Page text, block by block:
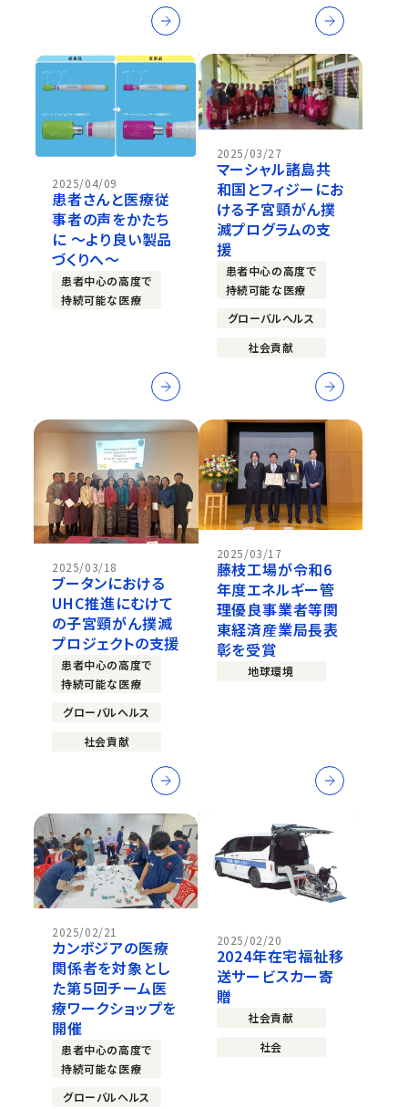
2025/04/09
患者さんと医療従
事者の声をかたち
に ～より良い製品
づくりへ～
患者中心の高度で
持続可能な医療
2025/03/27
マーシャル諸島共
和国とフィジーにお
ける子宮頸がん撲
滅プログラムの支
援
患者中心の高度で
持続可能な医療
グローバルヘルス
社会貢献
2025/03/18
ブータンにおける
UHC推進にむけて
の子宮頸がん撲滅
プロジェクトの支援
患者中心の高度で
持続可能な医療
グローバルヘルス
社会貢献
2025/03/17
藤枝工場が令和6
年度エネルギー管
理優良事業者等関
東経済産業局長表
彰を受賞
地球環境
2025/02/21
カンボジアの医療
関係者を対象とし
た第５回チーム医
療ワークショップを
開催
患者中心の高度で
持続可能な医療
グローバルヘルス
2025/02/20
2024年在宅福祉移
送サービスカー寄
贈
社会貢献
社会